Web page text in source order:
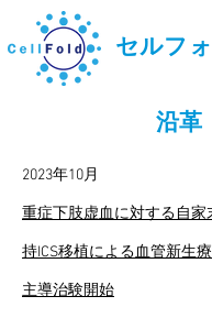
セルフ
沿革
2023年10月
重症下肢虚血に対する自
持ICS移植による血管新生
主導治験開始